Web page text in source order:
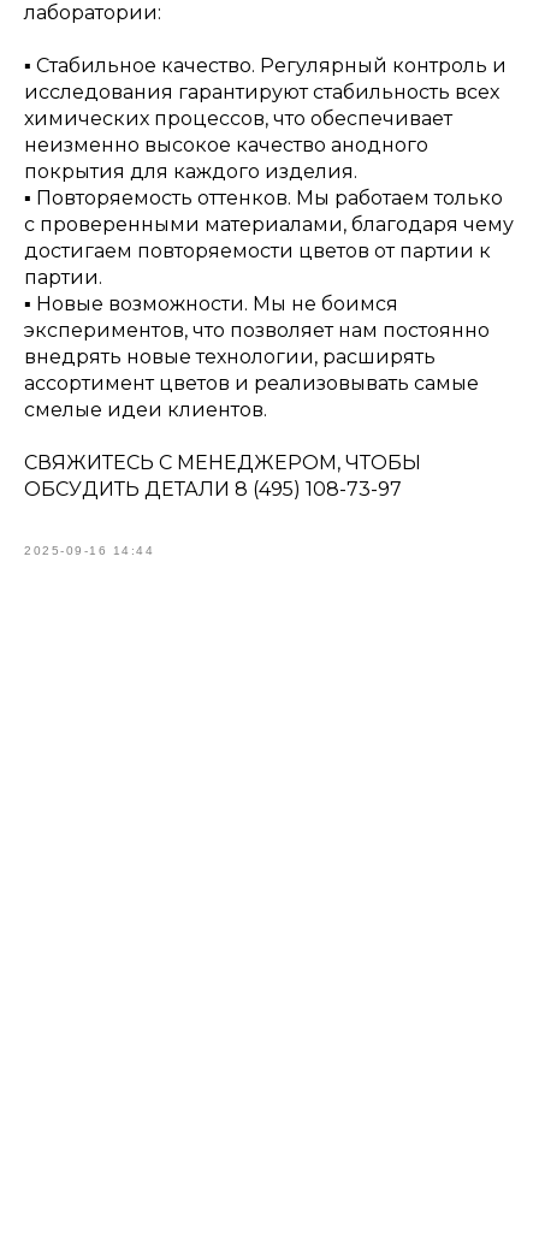
лаборатории:
▪️ Стабильное качество. Регулярный контроль и
исследования гарантируют стабильность всех
химических процессов, что обеспечивает
неизменно высокое качество анодного
покрытия для каждого изделия.
▪️ Повторяемость оттенков. Мы работаем только
с проверенными материалами, благодаря чему
достигаем повторяемости цветов от партии к
партии.
▪️ Новые возможности. Мы не боимся
экспериментов, что позволяет нам постоянно
внедрять новые технологии, расширять
ассортимент цветов и реализовывать самые
смелые идеи клиентов.
СВЯЖИТЕСЬ С МЕНЕДЖЕРОМ, ЧТОБЫ
ОБСУДИТЬ ДЕТАЛИ 8 (495) 108-73-97
2025-09-16 14:44